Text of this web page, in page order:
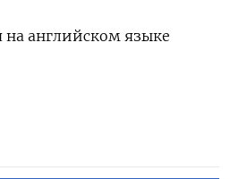
английском языке